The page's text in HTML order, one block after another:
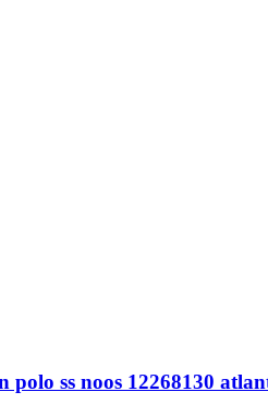
polo ss noos 12268130